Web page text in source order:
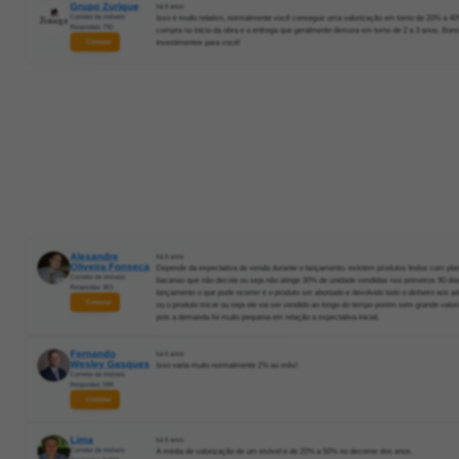
Grupo Zurique
Contatar
Isso é muito relativo, normalmente você consegue uma valorização em torno de 20% a
compra no inicio da obra e a entrega que geralmente demora em torno de 2 a 3 anos. Bons
investimentos para você!
Alexandre
Oliveira Fonseca
Contatar
Depende da expectativa de venda durante o lançamento. existem produtos lindos com
bacanas que não decola ou seja não atinge 30% de unidade vendidas nos primeiros 90
lançamento o que pode ocorrer é o produto ser abortado e devolvido todo o dinheiro aos
ou o produto micar ou seja ele vai ser vendido ao longo do tempo porém sem grande
pois a demanda foi muito pequena em relação a expectativa inicial.
Fernando
Wesley Gasques
Contatar
Isso varia muito normalmente 2% ao mês!
Lima
A média de valorização de um imóvel é de 20% a 50% no decorrer dos anos.